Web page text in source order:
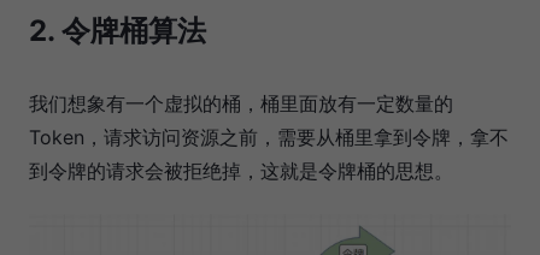
2. 令牌桶算法
我们想象有一个虚拟的桶，桶里面放有一定数量的
Token，请求访问资源之前，需要从桶里拿到令牌，拿不
到令牌的请求会被拒绝掉，这就是令牌桶的思想。